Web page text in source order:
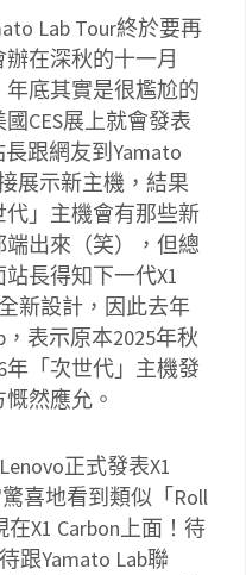
Lab Tour終於要再
在深秋的十一月
底其實是很尷尬的
CES展上就會發表
跟網友到Yamato
展示新主機，結果
」主機會有那些新
出來（笑），但總
長得知下一代X1
新設計，因此去年
表示原本2025年秋
「次世代」主機發
然應允。
正式發表X1
喜地看到類似「Roll
X1 Carbon上面！待
跟Yamato Lab聯